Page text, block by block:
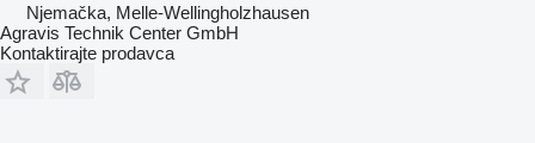
Njemačka, Melle-Wellingholzhausen
Agravis Technik Center GmbH
Kontaktirajte prodavca